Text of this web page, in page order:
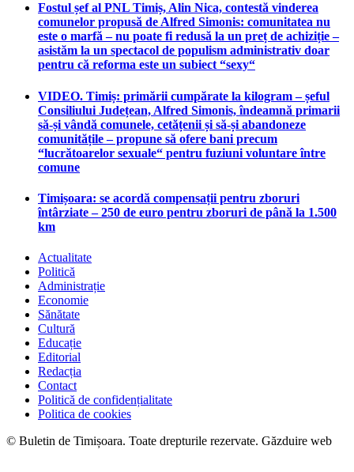
Fostul șef al PNL Timiș, Alin Nica, contestă vinderea
comunelor propusă de Alfred Simonis: comunitatea nu
este o marfă – nu poate fi redusă la un preț de achiziție –
asistăm la un spectacol de populism administrativ doar
pentru că reforma este un subiect “sexy“
VIDEO. Timiș: primării cumpărate la kilogram – șeful
Consiliului Județean, Alfred Simonis, îndeamnă primarii
să-și vândă comunele, cetățenii și să-și abandoneze
comunitățile – propune să ofere bani precum
“lucrătoarelor sexuale“ pentru fuziuni voluntare între
comune
Timișoara: se acordă compensații pentru zboruri
întârziate – 250 de euro pentru zboruri de până la 1.500
km
Actualitate
Politică
Administrație
Economie
Sănătate
Cultură
Educație
Editorial
Redacția
Contact
Politică de confidențialitate
Politica de cookies
© Buletin de Timișoara. Toate drepturile rezervate. Găzduire web